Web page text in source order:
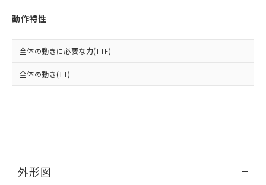
動作特性
全体の動きに必要な力(TTF)
全体の動き(TT)
外形図
をご了承ください。
※当社の共同利用者とは、
の共同利用に関して"
用者の範囲」に記載されている法人を
EU RoHS指令（10物質）の非含有証明書
※本証明書は発行日時点で非含有を証明す
欄に対応日を記載しておりました。
既に当社にて対応品への在庫切替を完了
していることから、特段のことがない限